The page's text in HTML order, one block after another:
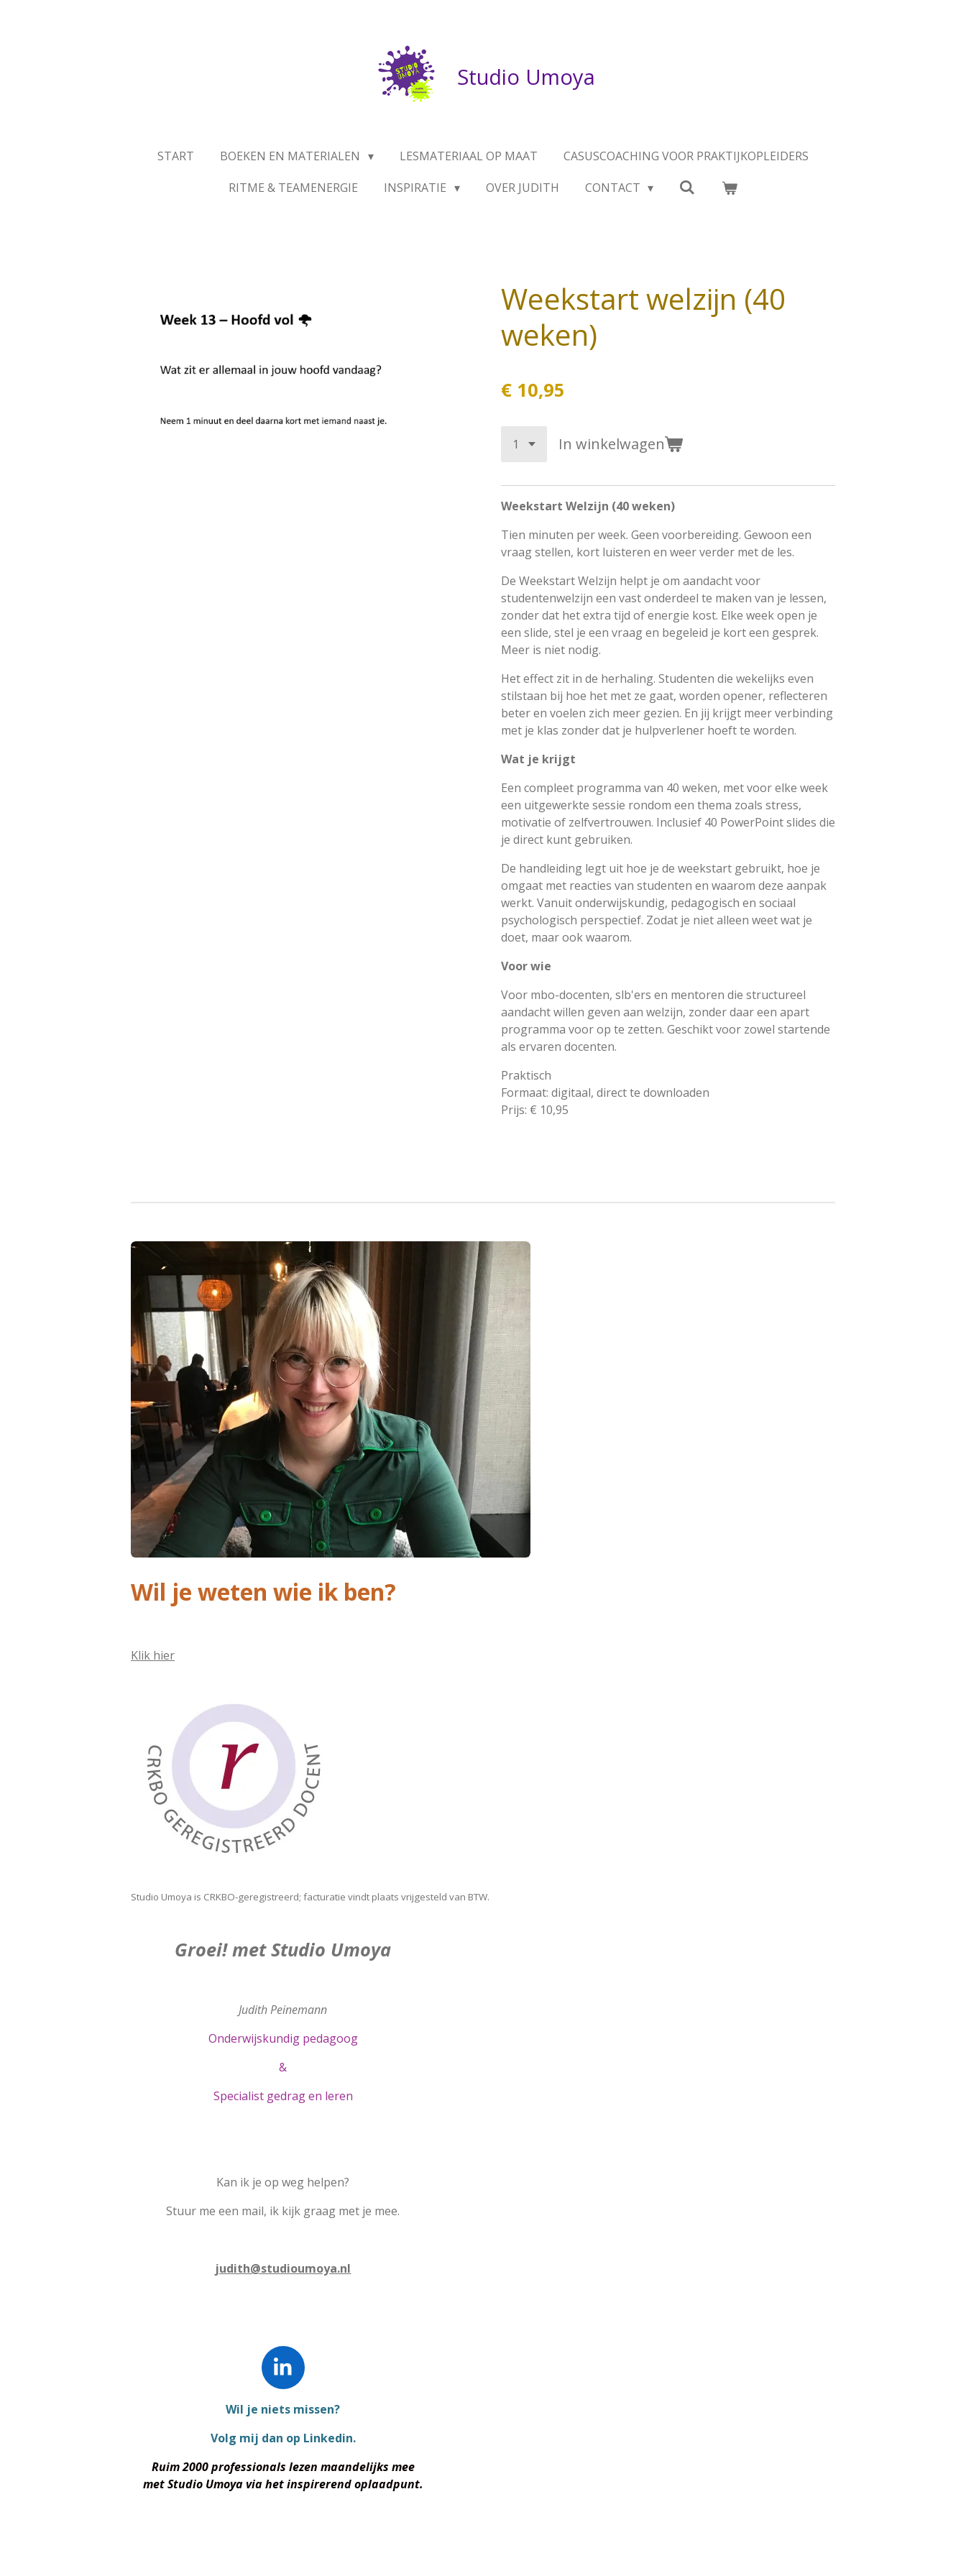
Studio Umoya
START BOEKEN EN MATERIALEN LESMATERIAAL OP MAAT
CASUSCOACHING VOOR PRAKTIJKOPLEIDERS
RITME & TEAMENERGIE
INSPIRATIE OVER JUDITH CONTACT
Weekstart welzijn (40
weken)
€ 10,95
In winkelwagen
Weekstart Welzijn (40 weken)
Tien minuten per week. Geen voorbereiding. Gewoon een
vraag stellen, kort luisteren en weer verder met de les.
De Weekstart Welzijn helpt je om aandacht voor
studentenwelzijn een vast onderdeel te maken van je lessen,
zonder dat het extra tijd of energie kost. Elke week open je
een slide, stel je een vraag en begeleid je kort een gesprek.
Meer is niet nodig.
Het effect zit in de herhaling. Studenten die wekelijks even
stilstaan bij hoe het met ze gaat, worden opener, reflecteren
beter en voelen zich meer gezien. En jij krijgt meer verbinding
met je klas zonder dat je hulpverlener hoeft te worden.
Wat je krijgt
Een compleet programma van 40 weken, met voor elke week
een uitgewerkte sessie rondom een thema zoals stress,
motivatie of zelfvertrouwen. Inclusief 40 PowerPoint slides die
je direct kunt gebruiken.
De handleiding legt uit hoe je de weekstart gebruikt, hoe je
omgaat met reacties van studenten en waarom deze aanpak
werkt. Vanuit onderwijskundig, pedagogisch en sociaal
psychologisch perspectief. Zodat je niet alleen weet wat je
doet, maar ook waarom.
Voor wie
Voor mbo-docenten, slb'ers en mentoren die structureel
aandacht willen geven aan welzijn, zonder daar een apart
programma voor op te zetten. Geschikt voor zowel startende
als ervaren docenten.
Praktisch
Formaat: digitaal, direct te downloaden
Prijs: € 10,95
Wil je weten wie ik ben?
Klik hier
Studio Umoya is CRKBO-geregistreerd; facturatie vindt plaats vrijgesteld van BTW.
Groei! met Studio Umoya
Judith Peinemann
Onderwijskundig pedagoog
&
Specialist gedrag en leren
Kan ik je op weg helpen?
Stuur me een mail, ik kijk graag met je mee.
judith@studioumoya.nl
L
i
n
k
e
d
Wil je niets missen?
Volg mij dan op Linkedin.
Ruim 2000 professionals lezen maandelijks mee
metStudio Umoya via het inspirerend oplaadpunt.